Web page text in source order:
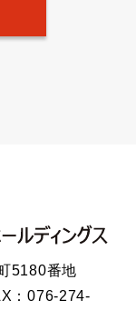
5180番地
：076-274-